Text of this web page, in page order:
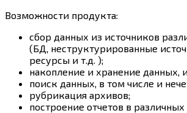
Возможности продукта:
сбор данных из источников
(БД, неструктурированные
ресурсы и т.д. );
накопление и хранение данных,
поиск данных, в том числе и
рубрикация архивов;
построение отчетов в